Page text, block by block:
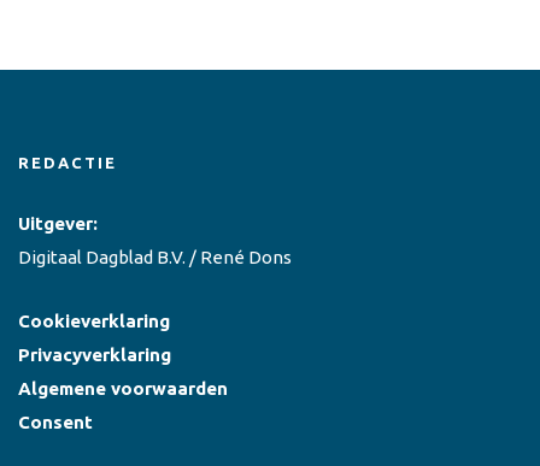
REDACTIE
Uitgever:
Digitaal Dagblad B.V. / René Dons
Cookieverklaring
Privacyverklaring
Algemene voorwaarden
Consent